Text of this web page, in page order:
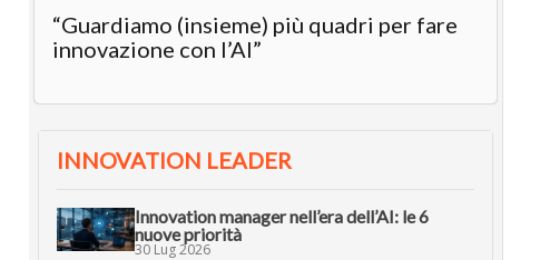
“Guardiamo (insieme) più quadri per fare
innovazione con l’AI”
INNOVATION LEADER
Innovation manager nell’era dell’AI: le 6
nuove priorità
30 Lug 2026